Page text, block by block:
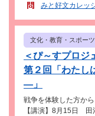
みと好文カレッ
文化・教育・スポーツ
＜ぴ～すプロ
第２回「わた
―」
戦争を体験した方か
【講演】8月15日